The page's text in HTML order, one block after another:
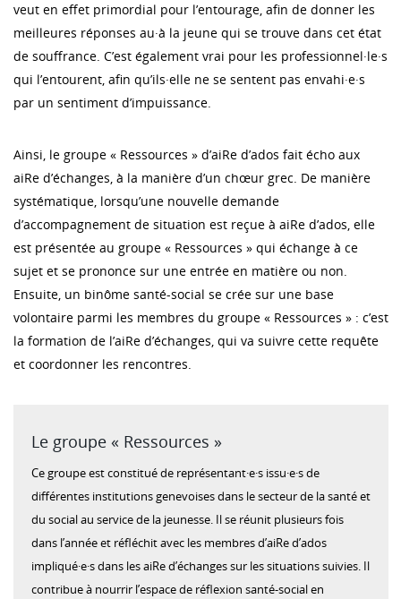
veut en effet primordial pour l’entourage, afin de donner les
meilleures réponses au·à la jeune qui se trouve dans cet état
de souffrance. C’est également vrai pour les professionnel·le·s
qui l’entourent, afin qu’ils·elle ne se sentent pas envahi·e·s
par un sentiment d’impuissance.
Ainsi, le groupe « Ressources » d’aiRe d’ados fait écho aux
aiRe d’échanges, à la manière d’un chœur grec. De manière
systématique, lorsqu’une nouvelle demande
d’accompagnement de situation est reçue à aiRe d’ados, elle
est présentée au groupe « Ressources » qui échange à ce
sujet et se prononce sur une entrée en matière ou non.
Ensuite, un binôme santé-social se crée sur une base
volontaire parmi les membres du groupe « Ressources » : c’est
la formation de l’aiRe d’échanges, qui va suivre cette requête
et coordonner les rencontres.
Le groupe « Ressources »
Ce groupe est constitué de représentant·e·s issu·e·s de
différentes institutions genevoises dans le secteur de la santé et
du social au service de la jeunesse. Il se réunit plusieurs fois
dans l’année et réfléchit avec les membres d’aiRe d’ados
impliqué·e·s dans les aiRe d’échanges sur les situations suivies. Il
contribue à nourrir l’espace de réflexion santé-social en